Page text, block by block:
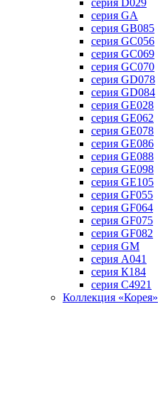
серия D029
серия GA
серия GB085
серия GC056
серия GC069
серия GC070
серия GD078
серия GD084
серия GE028
серия GE062
серия GE078
серия GE086
серия GE088
серия GE098
серия GE105
серия GF055
серия GF064
серия GF075
серия GF082
серия GM
серия А041
серия К184
серия С4921
Коллекция «Корея»